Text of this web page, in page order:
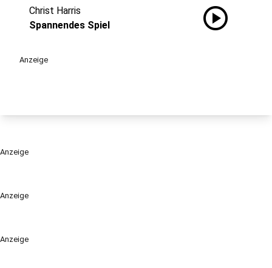
Anzeige
Anzeige
Christ Harris
Spannendes Spiel
play_circle
Anzeige
Anzeige